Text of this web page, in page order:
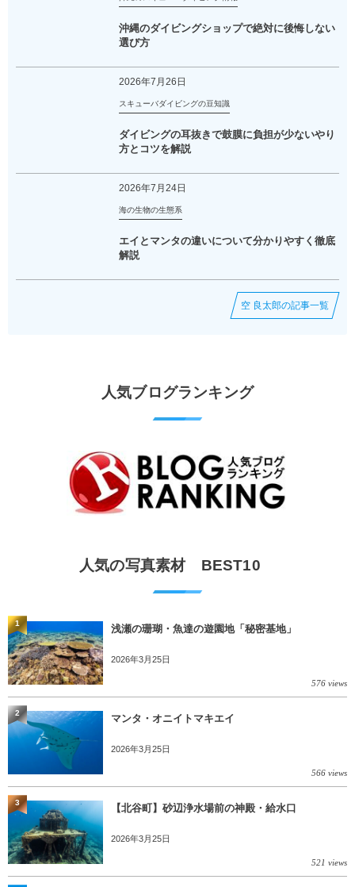
沖縄のダイビングショップで絶対に後悔しない
選び方
2026年7月26日
スキューバダイビングの豆知識
ダイビングの耳抜きで鼓膜に負担が少ないやり
方とコツを解説
2026年7月24日
海の生物の生態系
エイとマンタの違いについて分かりやすく徹底
解説
空 良太郎の記事一覧
人気ブログランキング
人気の写真素材 BEST10
浅瀬の珊瑚・魚達の遊園地「秘密基地」
2026年3月25日
576 views
1
マンタ・オニイトマキエイ
2026年3月25日
566 views
2
【北谷町】砂辺浄水場前の神殿・給水口
2026年3月25日
521 views
3